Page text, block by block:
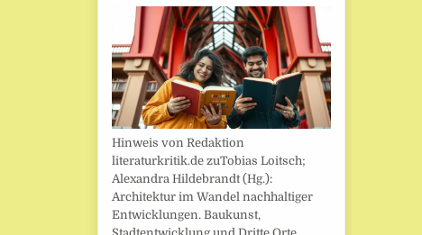
Hinweis von Redaktion
literaturkritik.de zuTobias Loitsch;
Alexandra Hildebrandt (Hg.):
Architektur im Wandel nachhaltiger
Entwicklungen. Baukunst,